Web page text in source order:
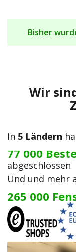
Bisher
Wir
In 5 Ländern
77 000
abgeschlossen
Und und mehr
265 000